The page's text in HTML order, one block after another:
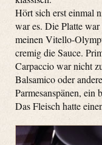
Hört sich erst einmal
war es. Die Platte
meinen Vitello-
cremig die Sauce.
Carpaccio war nicht
Balsamico oder
Parmesanspänen, ein
Das Fleisch hatte